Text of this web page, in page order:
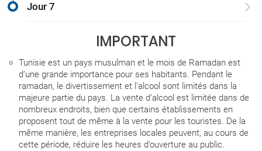
Jour 7
IMPORTANT
Tunisie est un pays musulman et le mois de Ramadan est
d’une grande importance pour ses habitants. Pendant le
ramadan, le divertissement et l’alcool sont limités dans la
majeure partie du pays. La vente d’alcool est limitée dans de
nombreux endroits, bien que certains établissements en
proposent tout de même à la vente pour les touristes. De la
même manière, les entreprises locales peuvent, au cours de
cette période, réduire les heures d’ouverture au public.